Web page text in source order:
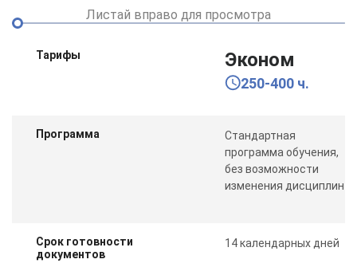
Листай вправо для просмотра
Тарифы Эконом
250-400 ч.
Программа
Стандартная
программа обучения,
без возможности
изменения дисциплин
Срок готовности
документов
14 календарных дней